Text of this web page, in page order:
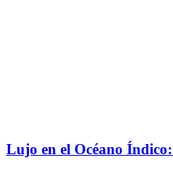
Lujo en el Océano